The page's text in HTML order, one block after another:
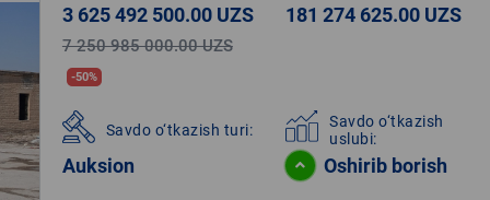
3 625 492 500.00 UZS
7 250 985 000.00 UZS
-50%
181 274 625.00 UZS
Savdo o‘tkazish turi:
Auksion
Savdo o‘tkazish
uslubi:
Oshirib borish